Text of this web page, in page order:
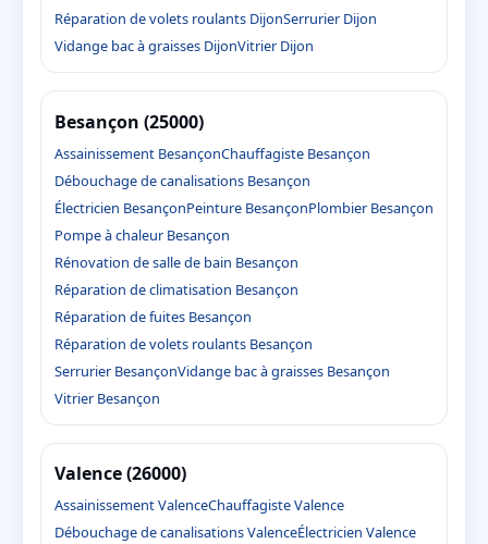
Réparation de volets roulants DijonSerrurier Dijon
Vidange bac à graisses DijonVitrier Dijon
Besançon (25000)
Assainissement BesançonChauffagiste Besançon
Débouchage de canalisations Besançon
Électricien BesançonPeinture BesançonPlombier Besançon
Pompe à chaleur Besançon
Rénovation de salle de bain Besançon
Réparation de climatisation Besançon
Réparation de fuites Besançon
Réparation de volets roulants Besançon
Serrurier BesançonVidange bac à graisses Besançon
Vitrier Besançon
Valence (26000)
Assainissement ValenceChauffagiste Valence
Débouchage de canalisations ValenceÉlectricien Valence